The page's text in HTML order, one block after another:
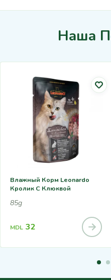
Наша
Влажный Корм Leonardo
Кролик С Клюквой
85g
MDL 32